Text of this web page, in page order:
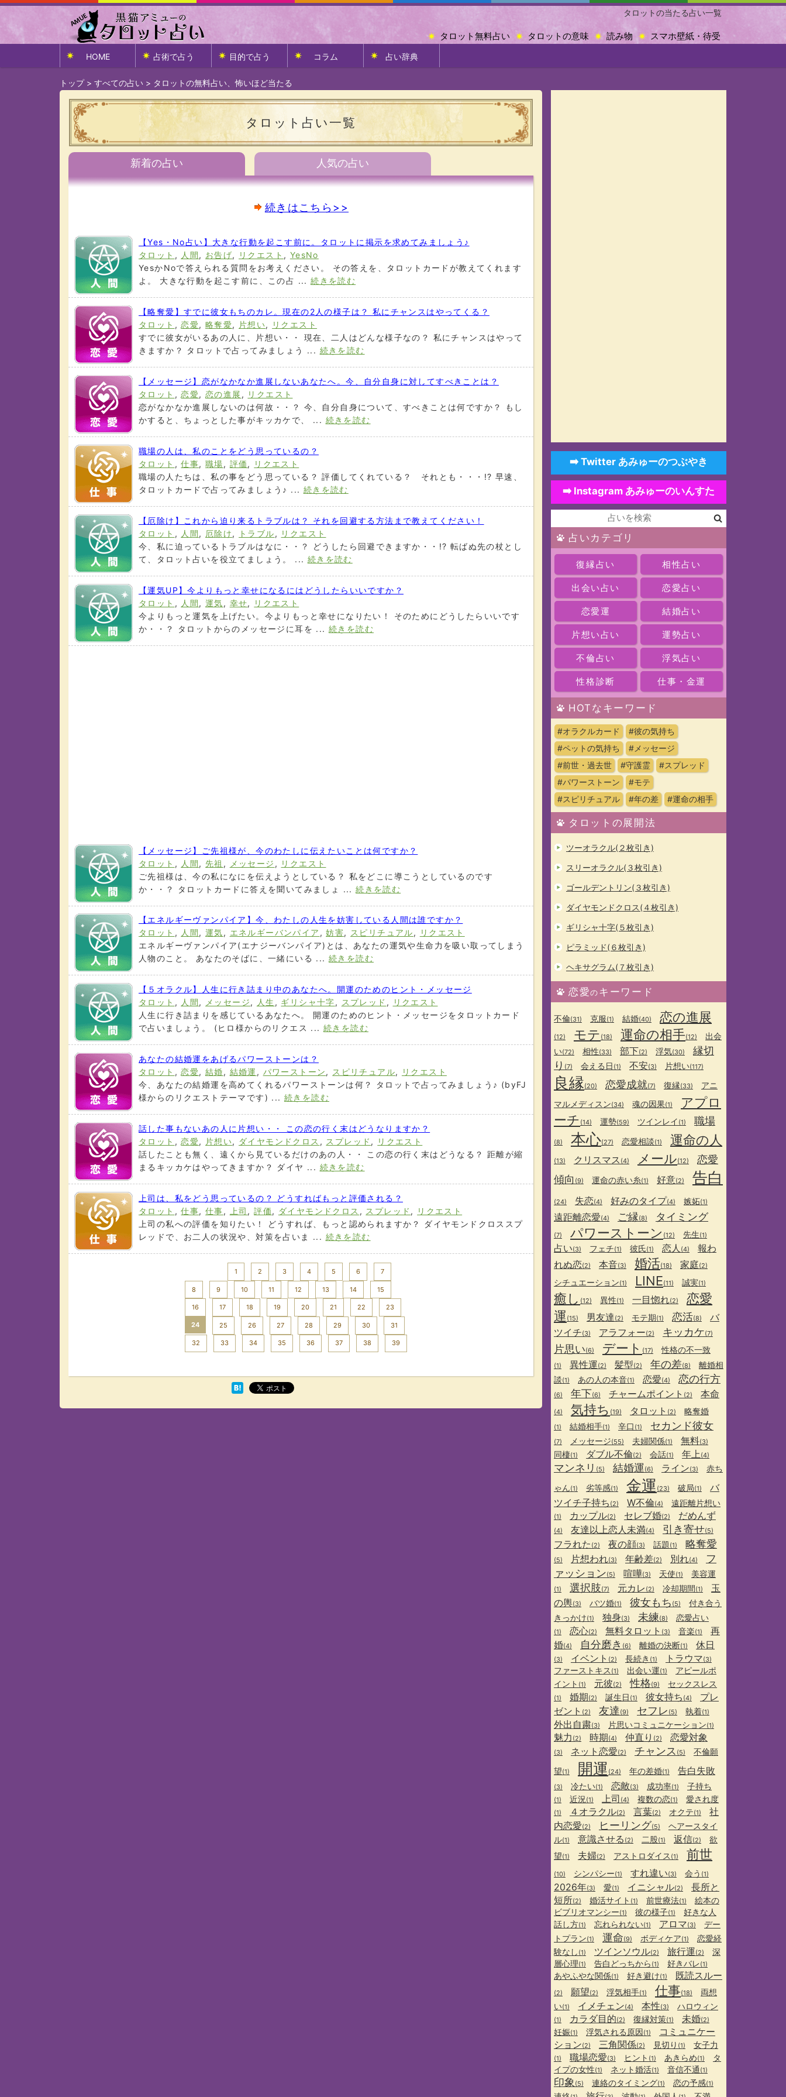
タロットの当たる占い一覧
スマホ壁紙・待受
読み物
タロットの意味
タロット無料占い
HOME 占術で占う 目的で占う コラム 占い辞典
トップ> すべての占い > タロットの無料占い、怖いほど当たる
タロット占い一覧
新着の占い 人気の占い
続きはこちら>>
【Yes・No占い】大きな行動を起こす前に。タロットに掲示を求めてみましょう♪
タロット , 人間, お告げ, リクエスト , YesNo
YesかNoで答えられる質問をお考えください。 その答えを、タロットカードが教えてくれます
よ。 大きな行動を起こす前に、この占 ...続きを読む
【略奪愛】すでに彼女もちのカレ。現在の2人の様子は？ 私にチャンスはやってくる？
タロット ,恋愛,略奪愛, 片想い,
リクエスト
すでに彼女がいるあの人に、片想い・・ 現在、二人はどんな様子なの？ 私にチャンスはやって
きますか？ タロットで占ってみましょう ... 続きを読む
【メッセージ】恋がなかなか進展しないあなたへ。今、自分自身に対してすべきことは？
タロット ,恋愛,恋の進展 , リクエスト
恋がなかなか進展しないのは何故・・？ 今、自分自身について、すべきことは何ですか？ もし
かすると、ちょっとした事がキッカケで、 ... 続きを読む
職場の人は、私のことをどう思っているの？
タロット ,仕事,職場, 評価,
リクエスト
職場の人たちは、私の事をどう思っている？ 評価してくれている？ それとも・・・!? 早速、
タロットカードで占ってみましょう♪ ... 続きを読む
【厄除け】これから迫り来るトラブルは？ それを回避する方法まで教えてください！
タロット , 人間, 厄除け, トラブル, リクエスト
今、私に迫っているトラブルはなに・・？ どうしたら回避できますか・・!? 転ばぬ先の杖とし
て、タロット占いを役立てましょう。 ... 続きを読む
【運気UP】今よりもっと幸せになるにはどうしたらいいですか？
タロット , 人間,運気, 幸せ,
リクエスト
今よりもっと運気を上げたい。今よりもっと幸せになりたい！ そのためにどうしたらいいです
か・・？ タロットからのメッセージに耳を ... 続きを読む
【メッセージ】ご先祖様が、今のわたしに伝えたいことは何ですか？
タロット , 人間,先祖 , メッセージ , リクエスト
ご先祖様は、今の私になにを伝えようとしている？ 私をどこに導こうとしているのです
か・・？ タロットカードに答えを聞いてみましょ ...続きを読む
【エネルギーヴァンパイア】今、わたしの人生を妨害している人間は誰ですか？
タロット , 人間 ,運気, エネルギーバンパイア ,妨害, スピリチュアル,
リクエスト
エネルギーヴァンパイア(エナジーバンパイア)とは、あなたの運気や生命力を吸い取ってしまう
人物のこと。 あなたのそばに、一緒にいる ... 続きを読む
【５オラクル】人生に行き詰まり中のあなたへ。開運のためのヒント・メッセージ
タロット , 人間, メッセージ, 人生 , ギリシャ十字, スプレッド ,
リクエスト
人生に行き詰まりを感じているあなたへ。 開運のためのヒント・メッセージをタロットカード
で占いましょう。 (ヒロ様からのリクエス ... 続きを読む
あなたの結婚運をあげるパワーストーンは？
タロット ,恋愛,結婚, 結婚運 , パワーストーン, スピリチュアル,
リクエスト
今、あなたの結婚運を高めてくれるパワーストーンは何？ タロットで占ってみましょう♪ (byFJ
様からのリクエストテーマです) ... 続きを読む
話した事もないあの人に片想い・・ この恋の行く末はどうなりますか？
タロット ,恋愛, 片想い, ダイヤモンドクロス , スプレッド ,
リクエスト
話したことも無く、遠くから見ているだけのあの人・・ この恋の行く末はどうなる？ 距離が縮
まるキッカケはやってきますか？ ダイヤ ... 続きを読む
上司は、私をどう思っているの？ どうすればもっと評価される？
タロット ,仕事,仕事, 上司 ,評価, ダイヤモンドクロス , スプレッド ,
リクエスト
上司の私への評価を知りたい！ どうすれば、もっと認められますか？ ダイヤモンドクロススプ
レッドで、お二人の状況や、対策を占いま ... 続きを読む
1 2 3 4 5 6 7
8 9 10 11 12 13 14 15
16 17 18 19 20 21 22 23
24 25 26 27 28 29 30 31
32 33 34 35 36 37 38 39
➡️ Twitter あみゅーのつぶやき
➡️ Instagram あみゅーのいんすた
占いカテゴリ
復縁占い 相性占い
出会い占い 恋愛占い
恋愛運 結婚占い
片想い占い 運勢占い
不倫占い 浮気占い
性格診断 仕事・金運
HOTなキーワード
#オラクルカード
#彼の気持ち
#ペットの気持ち
#メッセージ
#前世・過去世
#守護霊
#スプレッド
#パワーストーン
#モテ
#スピリチュアル
#年の差 #運命の相手
タロットの展開法
ツーオラクル(２枚引き)
スリーオラクル(３枚引き)
ゴールデントリン(３枚引き)
ダイヤモンドクロス(４枚引き)
ギリシャ十字(５枚引き)
ピラミッド(６枚引き)
ヘキサグラム(７枚引き)
恋愛のキーワード
不倫(31) 克服(1) 結婚(40) 恋の進展
(12) モテ (18) 運命の相手(12)
出会
い(72) 相性(33) 部下(2) 浮気(30)
縁切
り (7) 会える日 (1) 不安(3) 片想い(117)
良縁(20) 恋愛成就(7) 復縁(33)
アニ
マルメディスン(34) 魂の因果(1)
アプロ
ーチ (14) 運勢(59) ツインレイ (1) 職場
(8) 本心(27) 恋愛相談(1) 運命の人
(13) クリスマス (4) メール(12)
恋愛
傾向 (9) 運命の赤い糸(1) 好意(2) 告白
(24) 失恋(4) 好みのタイプ(4) 嫉妬(1)
遠距離恋愛(4) ご縁(8) タイミング
(7) パワーストーン (12) 先生(1)
占い(3) フェチ(1) 彼氏(1) 恋人 (4)
報わ
れぬ恋(2) 本音(3) 婚活(18) 家庭(2)
シチュエーション(1) LINE(11) 誠実(1)
癒し (12) 異性(1) 一目惚れ(2)
恋愛
運 (15) 男友達(2) モテ期(1) 恋活(8)
バ
ツイチ(3) アラフォー(2) キッカケ(7)
片思い(6) デート (17) 性格の不一致
(1) 異性運(2) 髪型(2) 年の差(8)
離婚相
談(1) あの人の本音(1) 恋愛(4) 恋の行方
(6) 年下(6) チャームポイント (2) 本命
(4) 気持ち (19) タロット (2) 略奪婚
(1) 結婚相手(1) 辛口 (1) セカンド彼女
(7) メッセージ(55) 夫婦関係(1) 無料(3)
同棲(1) ダブル不倫(2) 会話(1) 年上(4)
マンネリ (5) 結婚運(6) ライン(3)
赤ち
ゃん(1) 劣等感(1) 金運 (23) 破局(1)
バ
ツイチ子持ち (2) W不倫(4) 遠距離片想い
(1) カップル(2) セレブ婚(2) だめんず
(4) 友達以上恋人未満(4) 引き寄せ(5)
フラれた (2) 夜の顔(3) 話題(1) 略奪愛
(5) 片想われ(3) 年齢差(2) 別れ(4)
フ
ァッション(5) 喧嘩(3) 天使(1) 美容運
(1) 選択肢(7) 元カレ (2) 冷却期間(1)
玉
の輿(3) バツ婚(1) 彼女もち (5)
付き合う
きっかけ(1) 独身(3) 未練(8) 恋愛占い
(1) 恋心(2) 無料タロット (3) 音楽(1)
再
婚(4) 自分磨き (6) 離婚の決断(1) 休日
(3) イベント (2) 長続き (1) トラウマ(3)
ファーストキス (1) 出会い運(1)
アピールポ
イント (1) 元彼(2) 性格(9) セックスレス
(1) 婚期(2) 誕生日 (1) 彼女持ち (4)
プレ
ゼント (2) 友達 (9) セフレ (5) 執着(1)
外出自粛(3) 片思いコミュニケーション(1)
魅力 (2) 時期(4) 仲直り (2) 恋愛対象
(3) ネット恋愛(2) チャンス (5)
不倫願
望(1) 開運 (24) 年の差婚(1) 告白失敗
(3) 冷たい(1) 恋敵(3) 成功率(1) 子持ち
(1) 近況 (1) 上司 (4) 複数の恋(1) 愛され度
(1) ４オラクル(2) 言葉(2) オクテ(1)
社
内恋愛(2) ヒーリング(5)
ヘアースタイ
ル(1) 意識させる (2) 二股(1) 返信(2)
欲
望(1) 夫婦(2) アストロダイス (1) 前世
(10) シンパシー(1) すれ違い(3) 会う (1)
2026年(3) 愛(1) イニシャル(2)
長所と
短所(2) 婚活サイト (1) 前世療法(1)
絵本の
ビブリオマンシー(1) 彼の様子(1)
好きな人
話し方(1) 忘れられない(1) アロマ(3)
デー
トプラン(1) 運命(9) ボディケア(1)
恋愛経
験なし (1) ツインソウル(2) 旅行運(2)
深
層心理(1) 告白どっちから (1) 好きバレ(1)
あやふやな関係(1) 好き避け(1) 既読スルー
(2) 願望(2) 浮気相手(1) 仕事(18)
両想
い(1) イメチェン(4) 本性(3) ハロウィン
(1) カラダ目的(2) 復縁対策(1) 未婚(2)
妊娠(1) 浮気される原因(1)
コミュニケー
ション(2) 三角関係(2) 見切り (1) 女子力
(1) 職場恋愛(3) ヒント (1) あきらめ(1)
タ
イプの女性(1) ネット婚活(1) 音信不通 (1)
印象 (5) 連絡のタイミング(1) 恋の予感(1)